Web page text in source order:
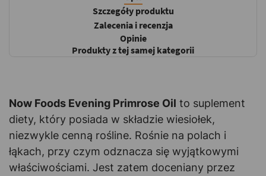
Szczegóły produktu
Zalecenia i recenzja
Opinie
Produkty z tej samej kategorii
Now Foods Evening Primrose Oil to suplement
diety, który posiada w składzie wiesiołek,
niezwykle cenną rośline. Rośnie na polach i
łąkach, przy czym odznacza się wyjątkowymi
właściwościami. Jest zatem doceniany przez